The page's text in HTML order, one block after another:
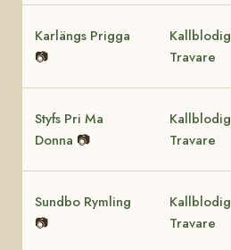
Karlängs Prigga
📷
Kallblodig
Travare
Styfs Pri Ma
Donna 📷
Kallblodig
Travare
Sundbo Rymling
📷
Kallblodig
Travare